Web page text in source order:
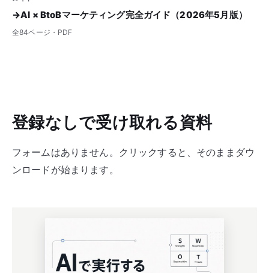
→AI × BtoBマーケティング完全ガイド（2026年5月版）
全84ページ・PDF
登録なしで受け取れる資料
フォームはありません。クリックすると、そのままダウ
ンロードが始まります。